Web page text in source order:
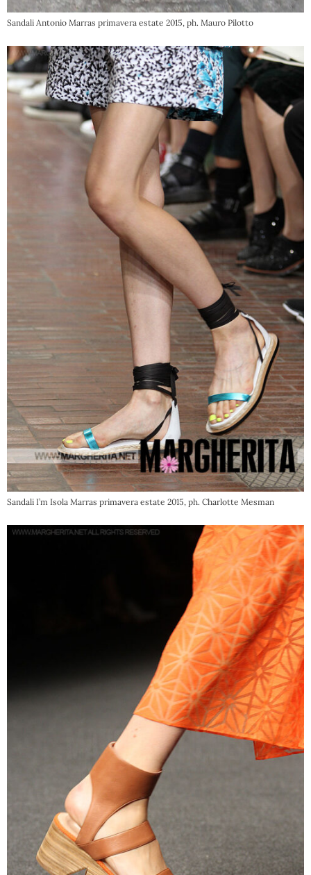
Sandali Antonio Marras primavera estate 2015, ph. Mauro Pilotto
Sandali I’m Isola Marras primavera estate 2015, ph. Charlotte Mesman